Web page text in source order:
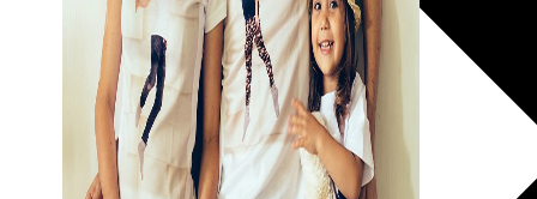
30х40
20х45
30х60
30х90
40х40
40х60
50х70
Пенокартон
Модульные